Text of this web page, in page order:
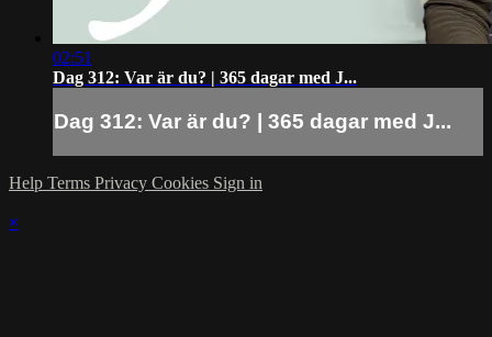
02:51
Dag 312: Var är du? | 365 dagar med J...
Dag 312: Var är du? | 365 dagar med J...
Help Terms Privacy Cookies Sign in
×